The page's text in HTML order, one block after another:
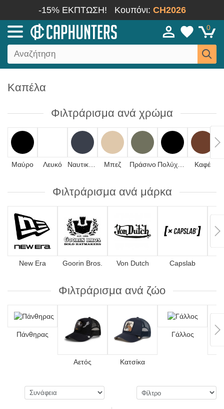
-15% ΕΚΠΤΩΣΗ! Κουπόνι: CH2026
0
Καπέλα
Φιλτράρισμα ανά χρώμα
Μαύρο Λευκό Μπεζ Πράσινο Καφέ
Φιλτράρισμα ανά μάρκα
New Era Goorin Bros. Von Dutch Capslab
Φιλτράρισμα ανά ζώο
Πάνθηρας
Αετός Κατσίκα
Γάλλος